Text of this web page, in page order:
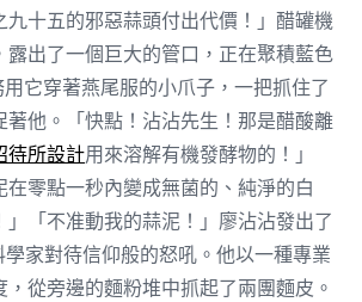
九十五的邪惡蒜頭付出代價！」醋罐機
露出了一個巨大的管口，正在聚積藍色
它穿著燕尾服的小爪子，一把抓住了
著他。「快點！沾沾先生！那是醋酸離
待所設計用來溶解有機發酵物的！」
在零點一秒內變成無菌的、純淨的白
」「不准動我的蒜泥！」廖沾沾發出了
學家對待信仰般的怒吼。他以一種專業
從旁邊的麵粉堆中抓起了兩團麵皮。